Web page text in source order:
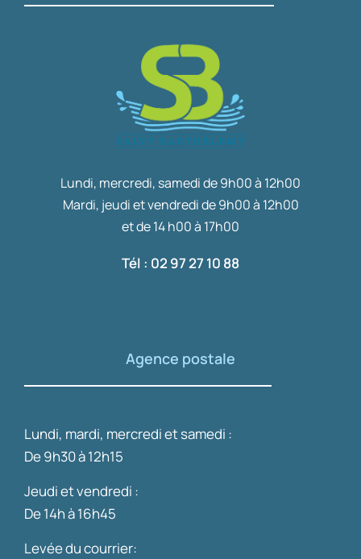
Lundi, mercredi, samedi de 9h00 à 12h00
Mardi, jeudi et vendredi de 9h00 à 12h00
et de 14 h00 à 17h00
Tél : 02 97 27 10 88
Agence postale
Lundi, mardi, mercredi et samedi :
De 9h30 à 12h15
Jeudi et vendredi :
De 14h à 16h45
Levée du courrier: